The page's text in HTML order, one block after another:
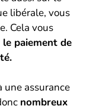
libérale, vous
Cela vous
paiement de
une assurance
nombreux